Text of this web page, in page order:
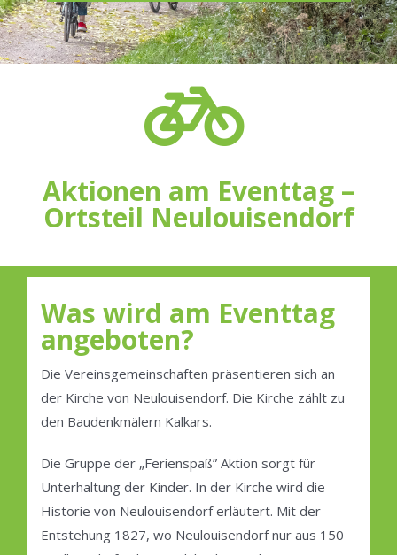
Aktionen am Eventtag –
Ortsteil Neulouisendorf
Was wird am Eventtag
angeboten?
Die Vereinsgemeinschaften präsentieren sich an
der Kirche von Neulouisendorf. Die Kirche zählt zu
den Baudenkmälern Kalkars.
Die Gruppe der „Ferienspaß” Aktion sorgt für
Unterhaltung der Kinder. In der Kirche wird die
Historie von Neulouisendorf erläutert. Mit der
Entstehung 1827, wo Neulouisendorf nur aus 150